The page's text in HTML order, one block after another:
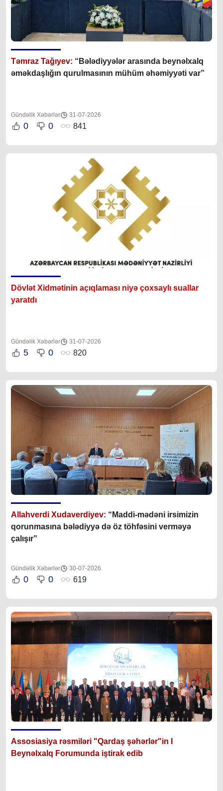
Təmraz Tağıyev: “Bələdiyyələr arasında beynəlxalq
əməkdaşlığın qurulmasının mühüm əhəmiyyəti var”
Gündəlik Xəbərlər 31-07-2026
0 0 841
Dövlət Xidmətinin açıqlaması niyə çoxsaylı suallar
yaratdı
Gündəlik Xəbərlər 31-07-2026
5 0 820
Allahverdi Xudaverdiyev: “Maddi-mədəni irsimizin
qorunmasına bələdiyyə də öz töhfəsini verməyə
çalışır”
Gündəlik Xəbərlər 30-07-2026
0 0 619
Assosiasiya rəsmiləri "Qardaş şəhərlər"in I
Beynəlxalq Forumunda iştirak edib